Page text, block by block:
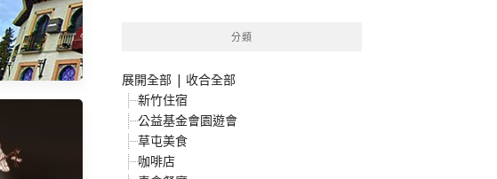
城美景,摩
分類
展開全部 | 收合全部
新竹住宿
公益基金會園遊會
草屯美食
咖啡店